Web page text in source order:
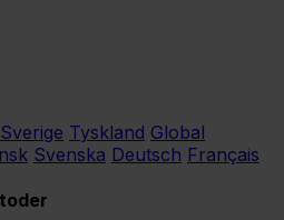
Sverige Tyskland Global
Svenska Deutsch Français